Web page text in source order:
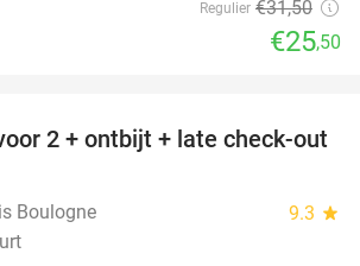
Regulier €31,50
€25,50
62%
2 + ontbijt + late check-out
Boulogne 9.3 star